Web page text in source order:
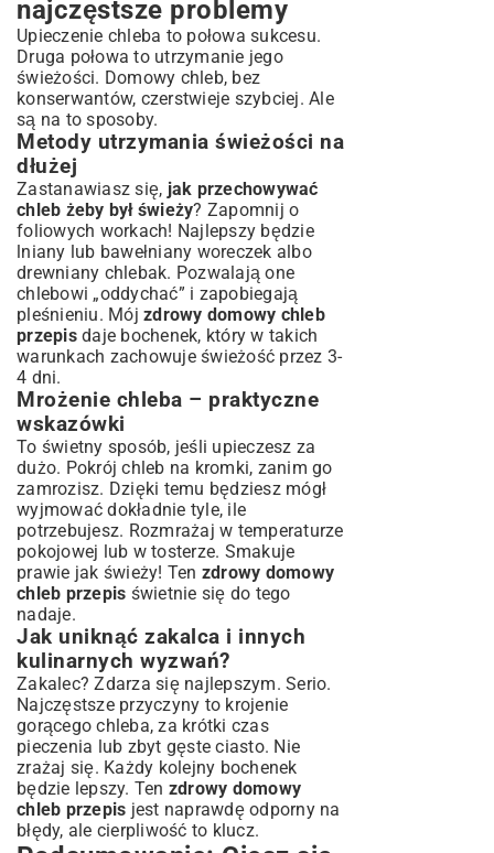
najczęstsze problemy
Upieczenie chleba to połowa sukcesu.
Druga połowa to utrzymanie jego
świeżości. Domowy chleb, bez
konserwantów, czerstwieje szybciej. Ale
są na to sposoby.
Metody utrzymania świeżości na
dłużej
Zastanawiasz się, jak przechowywać
chleb żeby był świeży? Zapomnij o
foliowych workach! Najlepszy będzie
lniany lub bawełniany woreczek albo
drewniany chlebak. Pozwalają one
chlebowi „oddychać” i zapobiegają
pleśnieniu. Mój zdrowy domowy chleb
przepisdaje bochenek, który w takich
warunkach zachowuje świeżość przez 3-
4 dni.
Mrożenie chleba – praktyczne
wskazówki
To świetny sposób, jeśli upieczesz za
dużo. Pokrój chleb na kromki, zanim go
zamrozisz. Dzięki temu będziesz mógł
wyjmować dokładnie tyle, ile
potrzebujesz. Rozmrażaj w temperaturze
pokojowej lub w tosterze. Smakuje
prawie jak świeży! Ten zdrowy domowy
chleb przepis świetnie się do tego
nadaje.
Jak uniknąć zakalca i innych
kulinarnych wyzwań?
Zakalec? Zdarza się najlepszym. Serio.
Najczęstsze przyczyny to krojenie
gorącego chleba, za krótki czas
pieczenia lub zbyt gęste ciasto. Nie
zrażaj się. Każdy kolejny bochenek
będzie lepszy. Ten zdrowy domowy
chleb przepis jest naprawdę odporny na
błędy, ale cierpliwość to klucz.